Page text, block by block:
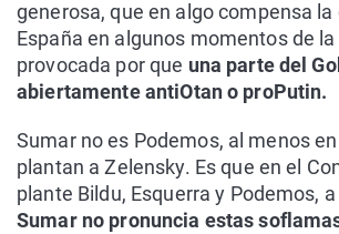
generosa, que en algo compensa la
España en algunos momentos de la
provocada por que una parte del
abiertamente antiOtan o proPutin.
Sumar no es Podemos, al menos
plantan a Zelensky. Es que en el
plante Bildu, Esquerra y Podemos,
Sumar no pronuncia estas